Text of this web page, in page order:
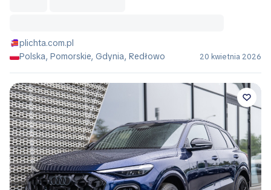
plichta.com.pl
Polska, Pomorskie, Gdynia, Redłowo
20 kwietnia 2026